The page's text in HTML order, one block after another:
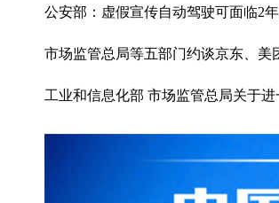
公安部：虚假宣传自动驾驶可面临2
市场监管总局等五部门约谈京东、美
工业和信息化部 市场监管总局关于